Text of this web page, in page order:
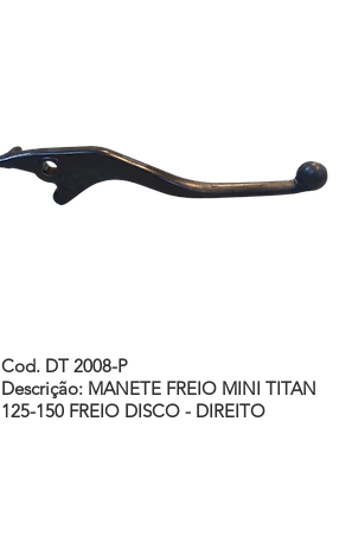
Cod. DT 2008-P
Descrição: MANETE FREIO MINI TITAN
125-150 FREIO DISCO - DIREITO